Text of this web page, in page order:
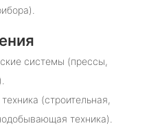
системы (прессы,
(строительная,
техника).